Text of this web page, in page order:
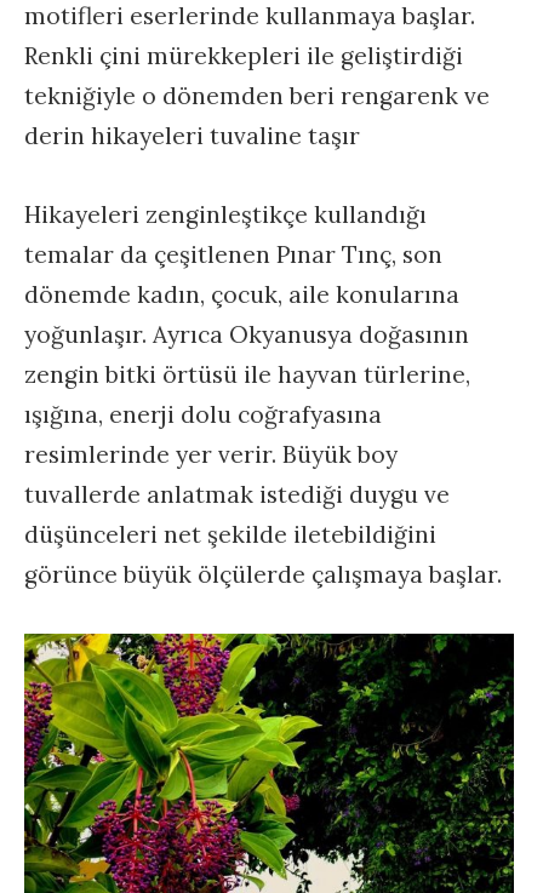
motifleri eserlerinde kullanmaya başlar.
Renkli çini mürekkepleri ile geliştirdiği
tekniğiyle o dönemden beri rengarenk ve
derin hikayeleri tuvaline taşır
Hikayeleri zenginleştikçe kullandığı
temalar da çeşitlenen Pınar Tınç, son
dönemde kadın, çocuk, aile konularına
yoğunlaşır. Ayrıca Okyanusya doğasının
zengin bitki örtüsü ile hayvan türlerine,
ışığına, enerji dolu coğrafyasına
resimlerinde yer verir. Büyük boy
tuvallerde anlatmak istediği duygu ve
düşünceleri net şekilde iletebildiğini
görünce büyük ölçülerde çalışmaya başlar.